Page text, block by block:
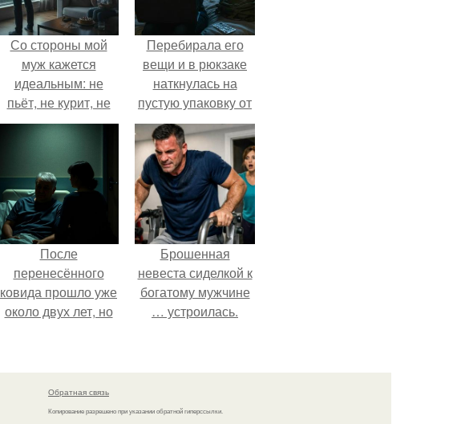
Со стороны мой
муж кажется
идеальным: не
пьёт, не курит, не
даёт поводов для
ребёнком
справляется
отлично, да и
готовит лучше
многих.
Перебирала его
вещи и в рюкзаке
наткнулась на
пустую упаковку от
каких-то таблеток.
После
перенесённого
ковида прошло уже
около двух лет, но
очень чётко.
Брошенная
невеста сиделкой к
богатому мужчине
… устроилась.
Обратная связь
Копирование разрешено при указании обратной гиперссылки.